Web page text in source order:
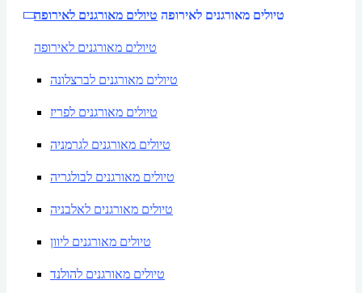
טיולים מאורגנים לאירופה טיולים מאורגנים לאירופה
טיולים מאורגנים לאירופה
טיולים מאורגנים לברצלונה
טיולים מאורגנים לפריז
טיולים מאורגנים לגרמניה
טיולים מאורגנים לבולגריה
טיולים מאורגנים לאלבניה
טיולים מאורגנים ליוון
טיולים מאורגנים להולנד